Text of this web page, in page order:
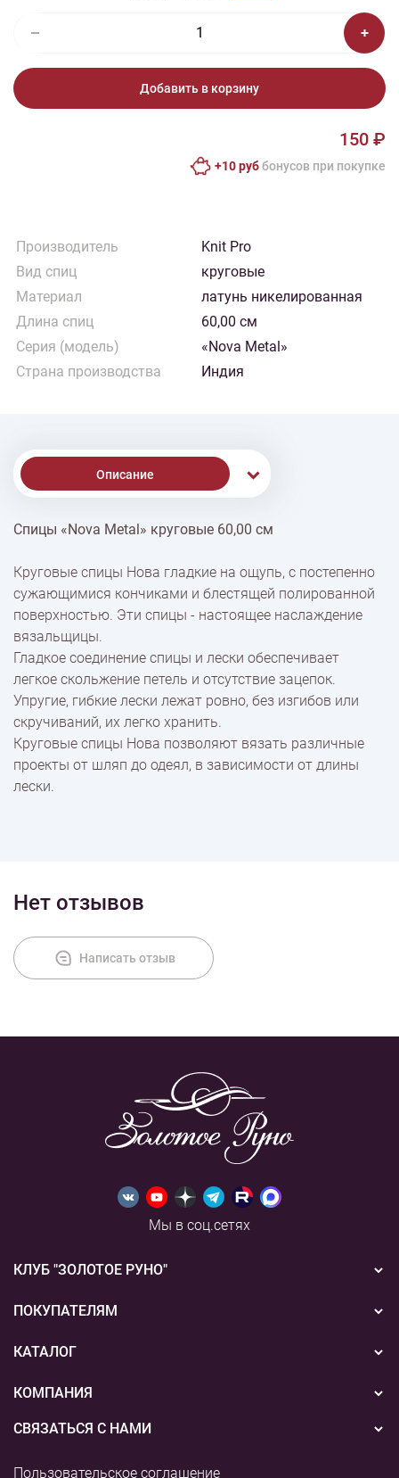
Добавить в корзину
150 ₽
+10 руббонусов при покупке
Производитель
Knit Pro
Вид спиц
круговые
Материал
латунь никелированная
Длина спиц
60,00 см
Серия (модель)
«Nova Metal»
Страна производства
Индия
Описание
% Скидки
Доставка
Оплата
Спицы «Nova Metal» круговые 60,00 см
Круговые спицы Нова гладкие на ощупь, с постепенно
сужающимися кончиками и блестящей полированной
поверхностью. Эти спицы - настоящее наслаждение
вязальщицы.
Гладкое соединение спицы и лески обеспечивает
легкое скольжение петель и отсутствие зацепок.
Упругие, гибкие лески лежат ровно, без изгибов или
скручиваний, их легко хранить.
Круговые спицы Нова позволяют вязать различные
проекты от шляп до одеял, в зависимости от длины
лески.
Нет отзывов
Написать отзыв
Мы в соц.сетях
КЛУБ "ЗОЛОТОЕ РУНО"
Новости
Акции
ПОКУПАТЕЛЯМ
Бонусная система
Подарочные сертификаты
Способы оплаты
КАТАЛОГ
Вышивка
Пряжа
КОМПАНИЯ
О нас
Наши магазины
СВЯЗАТЬСЯ С НАМИ
Пользовательское соглашение